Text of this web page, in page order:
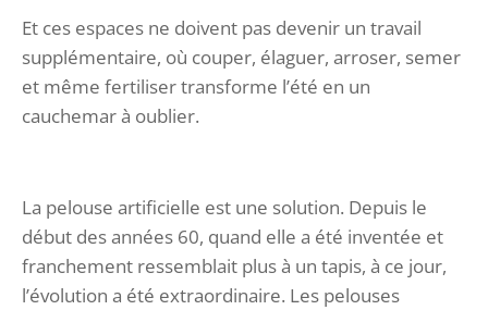
Et ces espaces ne doivent pas devenir un travail
supplémentaire, où couper, élaguer, arroser, semer
et même fertiliser transforme l’été en un
cauchemar à oublier.
La pelouse artificielle est une solution. Depuis le
début des années 60, quand elle a été inventée et
franchement ressemblait plus à un tapis, à ce jour,
l’évolution a été extraordinaire. Les pelouses